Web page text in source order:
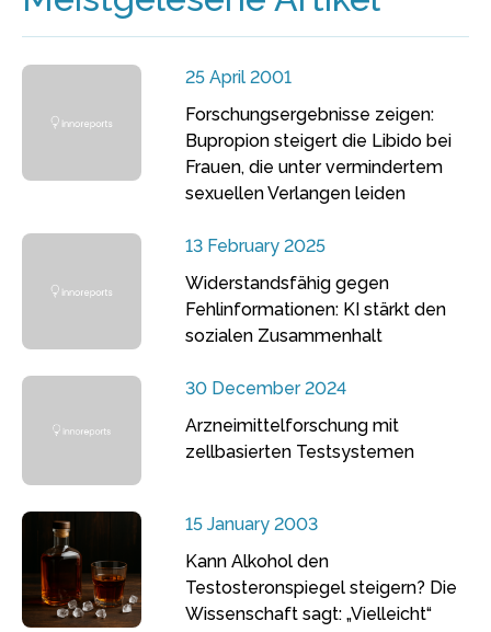
25 April 2001
Forschungsergebnisse zeigen:
Bupropion steigert die Libido bei
Frauen, die unter vermindertem
sexuellen Verlangen leiden
13 February 2025
Widerstandsfähig gegen
Fehlinformationen: KI stärkt den
sozialen Zusammenhalt
30 December 2024
Arzneimittelforschung mit
zellbasierten Testsystemen
15 January 2003
Kann Alkohol den
Testosteronspiegel steigern? Die
Wissenschaft sagt: „Vielleicht“